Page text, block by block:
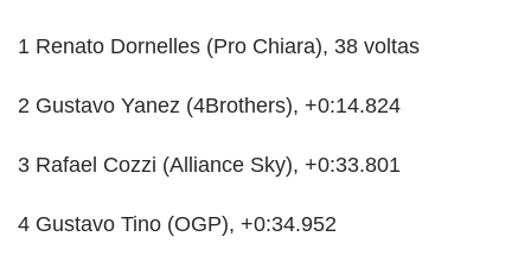
1 Renato Dornelles (Pro Chiara), 38 voltas
2 Gustavo Yanez (4Brothers), +0:14.824
3 Rafael Cozzi (Alliance Sky), +0:33.801
4 Gustavo Tino (OGP), +0:34.952